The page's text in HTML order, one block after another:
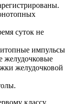
суток не
импульсы
желудочковые
желудочковой
классу,